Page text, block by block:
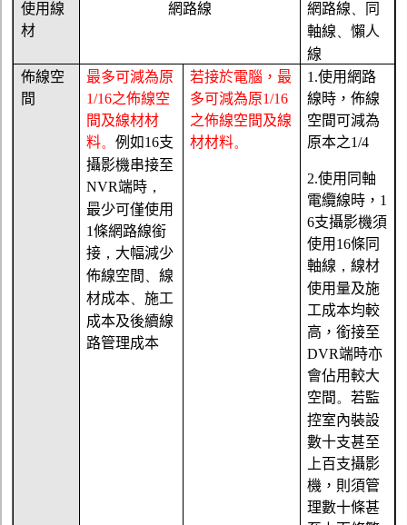
使用線
材
網路線 網路線
同
軸線 、懶人
線
佈線空
間
最多可減為原
1/16之佈線空
間及線材材
料。例如16支
攝影機串接至
NVR端時 ，
最少可僅使用
1條網路線銜
接 ， 大幅減少
佈線空間
、線
材成本 、施工
成本及後續線
路管理成本
若接於電腦，最
多可減為原1/16
之佈線空間及線
材材料。
1.使用網路
線時，佈線
空間可減為
原本之1/4
2.使用同軸
電纜線時， 1
6支攝影機須
使用 16條同
軸線 ，線材
使用量及施
工成本均較
高，銜接至
DVR端時亦
會佔用較大
空間 。若監
控室內裝設
數十支甚至
上百支攝影
機，則須管
理數十條甚